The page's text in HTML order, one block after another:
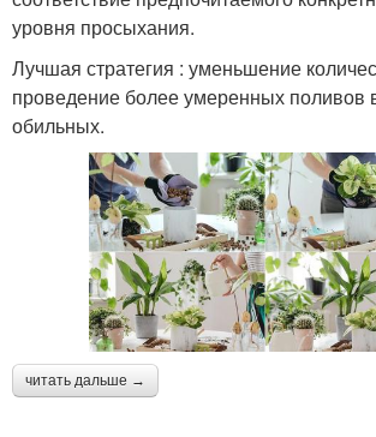
уровня просыхания.
Лучшая стратегия : уменьшение
проведение более умеренных поливов
обильных.
читать дальше →